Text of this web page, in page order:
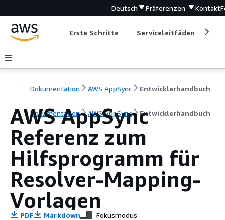
Deutsch Präferenzen Kontakt
Erste Schritte Serviceleitfäden
Dokumentation AWS AppSync Entwicklerhandbuch
Dokumentation AWS AppSync Entwicklerhandbuch
AWS AppSync
Referenz zum
Hilfsprogramm für
Resolver-Mapping-
Vorlagen
PDF Markdown Fokusmodus